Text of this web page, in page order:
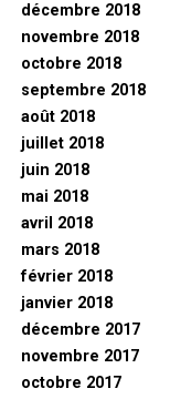
décembre 2018
novembre 2018
octobre 2018
septembre 2018
août 2018
juillet 2018
juin 2018
mai 2018
avril 2018
mars 2018
février 2018
janvier 2018
décembre 2017
novembre 2017
octobre 2017